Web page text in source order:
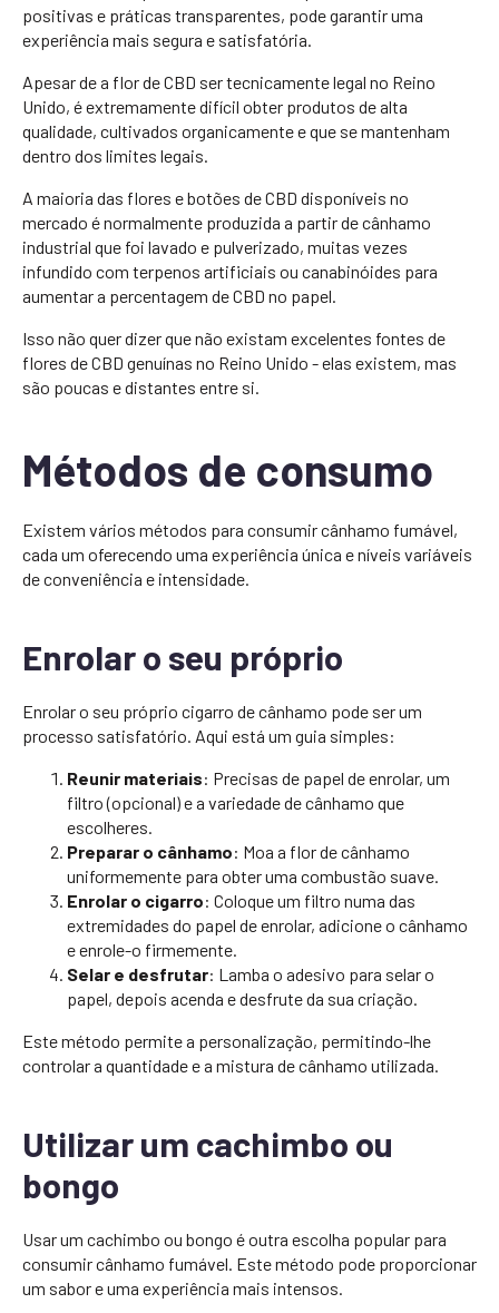
positivas e práticas transparentes, pode garantir uma
experiência mais segura e satisfatória.
Apesar de a flor de CBD ser tecnicamente legal no Reino
Unido, é extremamente difícil obter produtos de alta
qualidade, cultivados organicamente e que se mantenham
dentro dos limites legais.
A maioria das flores e botões de CBD disponíveis no
mercado é normalmente produzida a partir de cânhamo
industrial que foi lavado e pulverizado, muitas vezes
infundido com terpenos artificiais ou canabinóides para
aumentar a percentagem de CBD no papel.
Isso não quer dizer que não existam excelentes fontes de
flores de CBD genuínas no Reino Unido - elas existem, mas
são poucas e distantes entre si.
Métodos de consumo
Existem vários métodos para consumir cânhamo fumável,
cada um oferecendo uma experiência única e níveis variáveis
de conveniência e intensidade.
Enrolar o seu próprio
Enrolar o seu próprio cigarro de cânhamo pode ser um
processo satisfatório. Aqui está um guia simples:
Reunir materiais: Precisas de papel de enrolar, um
filtro (opcional) e a variedade de cânhamo que
escolheres.
Preparar o cânhamo: Moa a flor de cânhamo
uniformemente para obter uma combustão suave.
Enrolar o cigarro: Coloque um filtro numa das
extremidades do papel de enrolar, adicione o cânhamo
e enrole-o firmemente.
Selar e desfrutar: Lamba o adesivo para selar o
papel, depois acenda e desfrute da sua criação.
Este método permite a personalização, permitindo-lhe
controlar a quantidade e a mistura de cânhamo utilizada.
Utilizar um cachimbo ou
bongo
Usar um cachimbo ou bongo é outra escolha popular para
consumir cânhamo fumável. Este método pode proporcionar
um sabor e uma experiência mais intensos.